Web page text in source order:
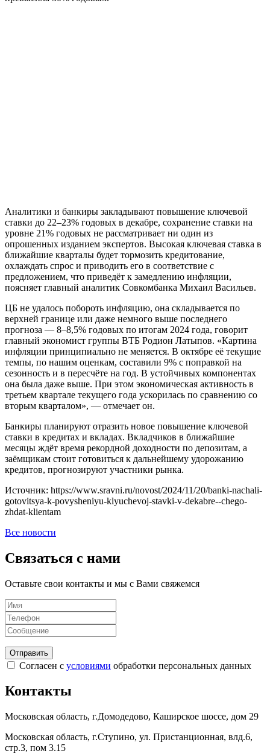
Аналитики и банкиры закладывают повышение ключевой
ставки до 22–23% годовых в декабре, сохранение ставки на
уровне 21% годовых не рассматривает ни один из
опрошенных изданием экспертов. Высокая ключевая ставка в
ближайшие кварталы будет тормозить кредитование,
охлаждать спрос и приводить его в соответствие с
предложением, что приведёт к замедлению инфляции,
поясняет главный аналитик Совкомбанка Михаил Васильев.
ЦБ не удалось побороть инфляцию, она складывается по
верхней границе или даже немного выше последнего
прогноза — 8–8,5% годовых по итогам 2024 года, говорит
главный экономист группы ВТБ Родион Латыпов. «Картина
инфляции принципиально не меняется. В октябре её текущие
темпы, по нашим оценкам, составили 9% с поправкой на
сезонность и в пересчёте на год. В устойчивых компонентах
она была даже выше. При этом экономическая активность в
третьем квартале текущего года ускорилась по сравнению со
вторым кварталом», — отмечает он.
Банкиры планируют отразить новое повышение ключевой
ставки в кредитах и вкладах. Вкладчиков в ближайшие
месяцы ждёт время рекордной доходности по депозитам, а
заёмщикам стоит готовиться к дальнейшему удорожанию
кредитов, прогнозируют участники рынка.
Источник: https://www.sravni.ru/novost/2024/11/20/banki-nachali-
gotovitsya-k-povysheniyu-klyuchevoj-stavki-v-dekabre--chego-
zhdat-klientam
Все новости
Связаться с нами
Оставьте свои контакты и мы с Вами свяжемся
Согласен с условиями обработки персональных данных
Контакты
Московская область, г.Домодедово, Каширское шоссе, дом 29
Московская область, г.Ступино, ул. Пристанционная, влд.6,
стр.3, пом 3.15